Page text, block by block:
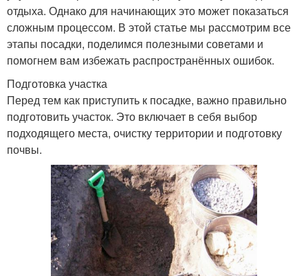
отдыха. Однако для начинающих это может показаться
сложным процессом. В этой статье мы рассмотрим все
этапы посадки, поделимся полезными советами и
помогнем вам избежать распространённых ошибок.
Подготовка участка
Перед тем как приступить к посадке, важно правильно
подготовить участок. Это включает в себя выбор
подходящего места, очистку территории и подготовку
почвы.